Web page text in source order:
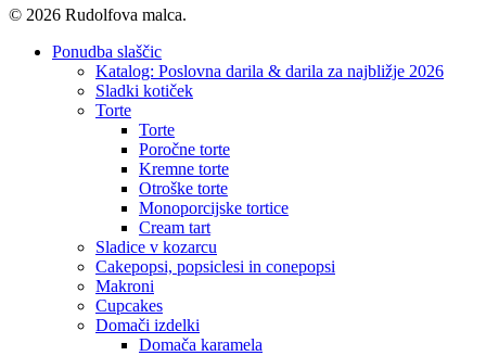
© 2026 Rudolfova malca.
Close
Ponudba slaščic
Katalog: Poslovna darila & darila za najbližje 2026
Sladki kotiček
Torte
Torte
Poročne torte
Kremne torte
Otroške torte
Monoporcijske tortice
Cream tart
Sladice v kozarcu
Cakepopsi, popsiclesi in conepopsi
Makroni
Cupcakes
Domači izdelki
Domača karamela